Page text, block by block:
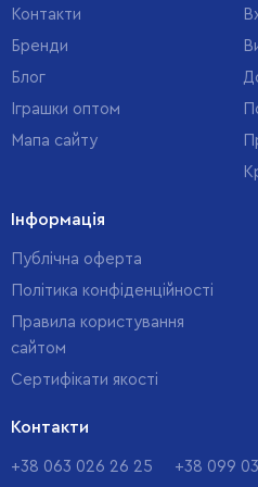
Контакти
Бренди
Блог
Іграшки оптом
Мапа сайту
Інформація
Публічна оферта
Політика конфіденційності
Правила користування
сайтом
Cертифікати якості
Контакти
+38 063 026 26 25 +38 099